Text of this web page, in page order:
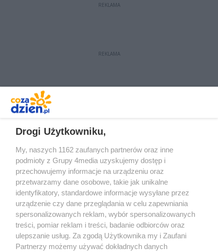
REKLAMA
REKLAMA
Redakcja Reklama Prywatność
Praca Łódź
the:protocol
Drogi Użytkowniku,
My, naszych 1162 zaufanych partnerów oraz inne
podmioty z Grupy 4media uzyskujemy dostęp i
przechowujemy informacje na urządzeniu oraz
przetwarzamy dane osobowe, takie jak unikalne
identyfikatory, standardowe informacje wysyłane przez
urządzenie czy dane przeglądania w celu zapewniania
spersonalizowanych reklam, wybór spersonalizowanych
treści, pomiar reklam i treści, badanie odbiorców oraz
ulepszanie usług. Za zgodą Użytkownika my i Zaufani
Partnerzy możemy używać dokładnych danych